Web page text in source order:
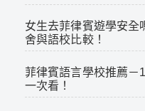
女生去菲律賓遊學安全
舍與語校比較！
菲律賓語言學校推薦－
一次看！